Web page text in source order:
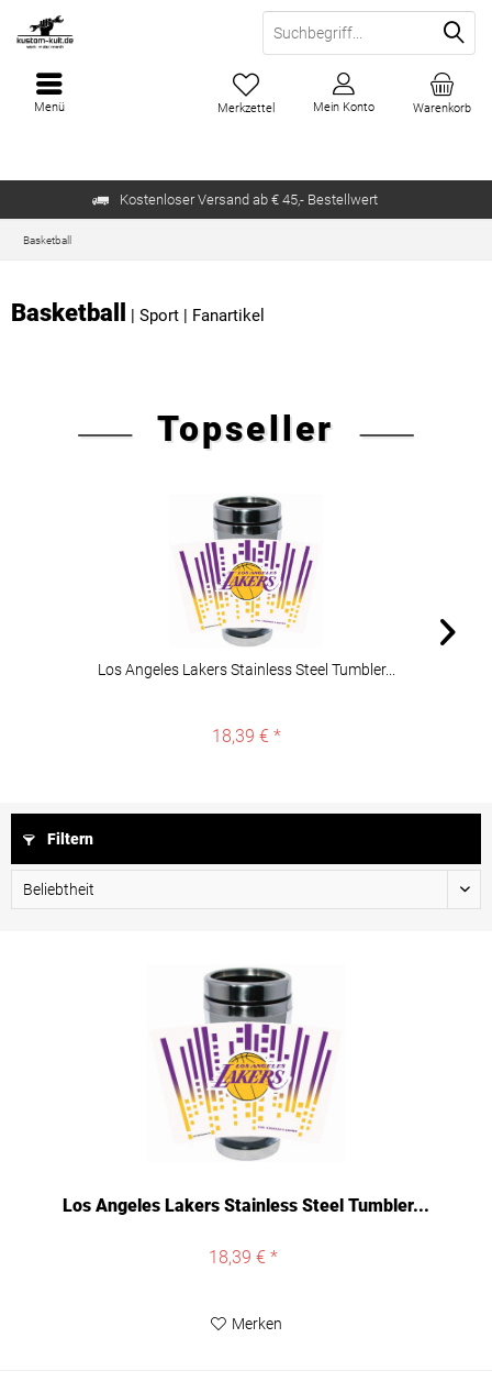
Kostenloser Versand ab € 45,- Bestellwert
Warenkorb
Merkzettel Mein Konto
Menü
Basketball
Basketball | Sport| Fanartikel
Topseller
Los Angeles Lakers Stainless Steel Tumbler...
18,39 € *
Filtern
Los Angeles Lakers Stainless Steel Tumbler...
18,39 € *
Merken